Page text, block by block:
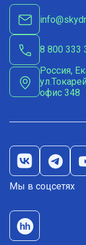
8 800 333
Россия,
офис 348
Мы в соцсетях